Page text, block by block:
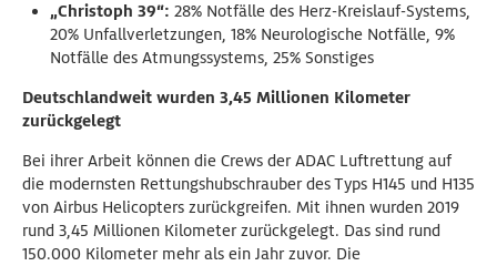
„Christoph 39“: 28% Notfälle des Herz-Kreislauf-Systems,
20% Unfallverletzungen, 18% Neurologische Notfälle, 9%
Notfälle des Atmungssystems, 25% Sonstiges
Deutschlandweit wurden 3,45 Millionen Kilometer
zurückgelegt
Bei ihrer Arbeit können die Crews der ADAC Luftrettung auf
die modernsten Rettungshubschrauber des Typs H145 und H135
von Airbus Helicopters zurückgreifen. Mit ihnen wurden 2019
rund 3,45 Millionen Kilometer zurückgelegt. Das sind rund
150.000 Kilometer mehr als ein Jahr zuvor. Die